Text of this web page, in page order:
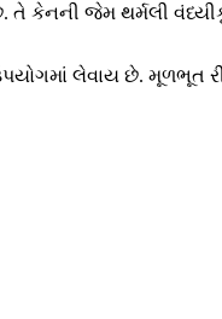
જેમ થર્મલી વંધ્યીકૃત
ઉપયોગમાં લેવાય છે.